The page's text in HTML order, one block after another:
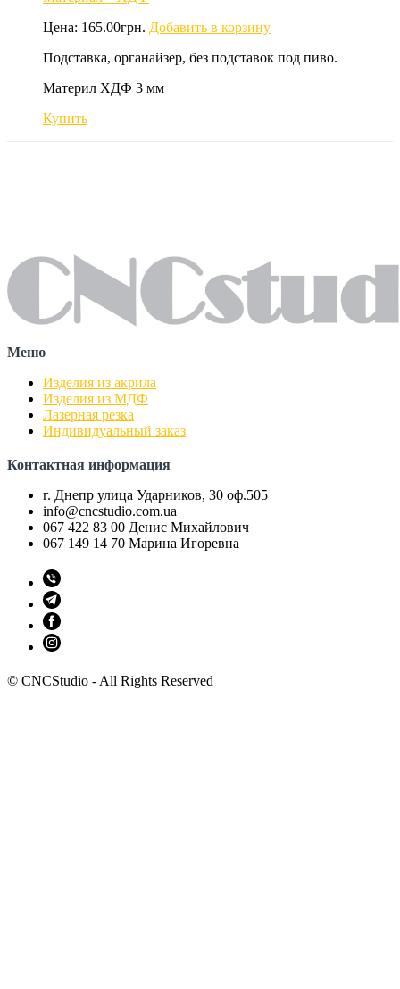
Цена: 165.00грн. Добавить в корзину
Подставка, органайзер, без подставок под пиво.
Материл ХДФ 3 мм
Купить
Меню
Изделия из акрила
Изделия из МДФ
Лазерная резка
Индивидуальный заказ
Контактная информация
г. Днепр улица Ударников, 30 оф.505
info@cncstudio.com.ua
067 422 83 00 Денис Михайлович
067 149 14 70 Марина Игоревна
© CNCStudio - All Rights Reserved